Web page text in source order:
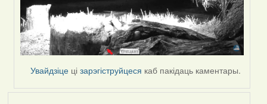
Увайдзіце цізарэгіструйцеся каб пакідаць каментары.